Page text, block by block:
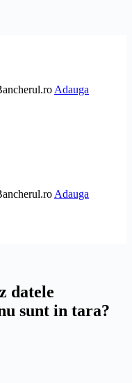
Adauga
Adauga
datele
sunt in tara?